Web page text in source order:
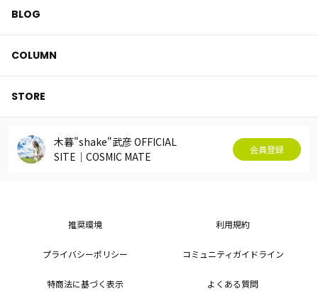
BLOG
COLUMN
STORE
木暮"shake"武彦 OFFICIAL
SITE│COSMIC MATE
会員登録
推奨環境 利用規約
プライバシーポリシー コミュニティガイドライン
特商法に基づく表示 よくある質問